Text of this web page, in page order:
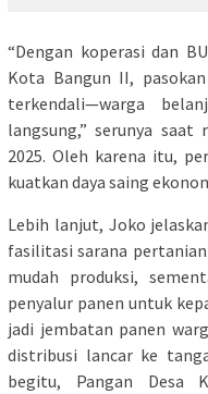
“Dengan koperasi dan
Kota Bangun II,
terkendali—warga
langsung,” serunya
2025. Oleh karena itu,
kuatkan daya saing
Lebih lanjut, Joko
fasilitasi sarana
mudah produksi,
penyalur panen untuk
jadi jembatan panen
distribusi lancar ke
begitu, Pangan